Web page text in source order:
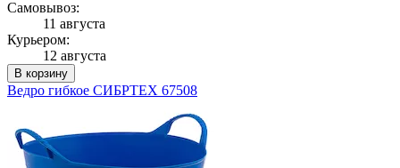
Самовывоз:
11 августа
Курьером:
12 августа
В корзину
Ведро гибкое СИБРТЕХ 67508